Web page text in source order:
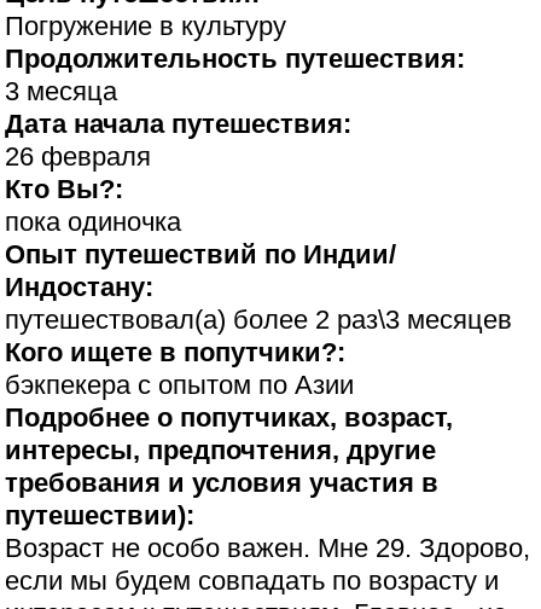
Погружение в культуру
Продолжительность путешествия:
3 месяца
Дата начала путешествия:
26 февраля
Кто Вы?:
пока одиночка
Опыт путешествий по Индии/
Индостану:
путешествовал(а) более 2 раз\3 месяцев
Кого ищете в попутчики?:
бэкпекера с опытом по Азии
Подробнее о попутчиках, возраст,
интересы, предпочтения, другие
требования и условия участия в
путешествии):
Возраст не особо важен. Мне 29. Здорово,
если мы будем совпадать по возрасту и